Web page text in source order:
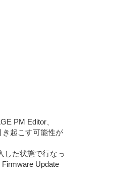
PM Editor、
起こす可能性が
した状態で行なっ
Update